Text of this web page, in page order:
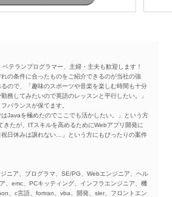
テランプログラマー、主婦・主夫も歓迎します！
の条件に合ったものをご紹介できるのが当社の強
ので、「趣味のスポーツや音楽を楽しむ時間も十分
務してみたいので英語のレッスンと平行したい。」
バランスが保てます。
Javaを極めたのでここでも活かしたい。」という方
きたが、ITスキルを高めるためにWebアプリ開発に
日休みは譲れない…」という方にもぴったりの案件
ニア、プログラマ、SE/PG、Webエンジニア、ヘル
、emc、PCキッティング、インフラエンジニア、機
、c言語、fortran、vba、開発、sler、フロントエン